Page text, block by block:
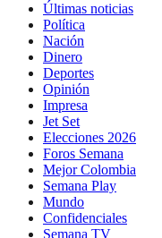
Últimas noticias
Política
Nación
Dinero
Deportes
Opinión
Impresa
Jet Set
Elecciones 2026
Foros Semana
Mejor Colombia
Semana Play
Mundo
Confidenciales
Semana TV